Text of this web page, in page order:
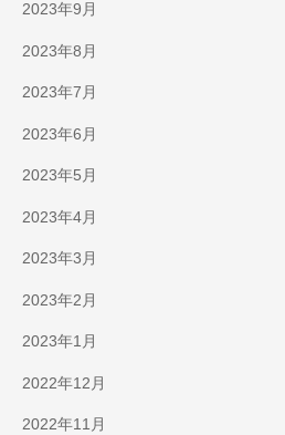
2023年9月
2023年8月
2023年7月
2023年6月
2023年5月
2023年4月
2023年3月
2023年2月
2023年1月
2022年12月
2022年11月